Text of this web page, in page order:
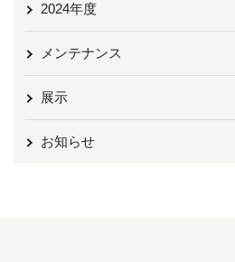
2024年度
メンテナンス
展示
お知らせ